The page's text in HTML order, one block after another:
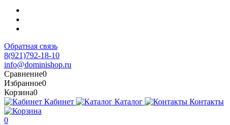
Обратная связь
8(921)792-18-10
info@dominishop.ru
Сравнение0
Избранное0
Корзина0
Кабинет
Каталог Контакты
0